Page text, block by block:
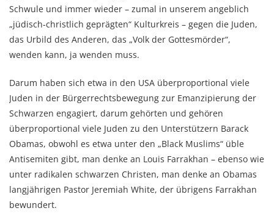
Schwule und immer wieder – zumal in unserem angeblich
„jüdisch-christlich geprägten“ Kulturkreis – gegen die Juden,
das Urbild des Anderen, das „Volk der Gottesmörder“,
wenden kann, ja wenden muss.
Darum haben sich etwa in den USA überproportional viele
Juden in der Bürgerrechtsbewegung zur Emanzipierung der
Schwarzen engagiert, darum gehörten und gehören
überproportional viele Juden zu den Unterstützern Barack
Obamas, obwohl es etwa unter den „Black Muslims“ üble
Antisemiten gibt, man denke an Louis Farrakhan – ebenso wie
unter radikalen schwarzen Christen, man denke an Obamas
langjährigen Pastor Jeremiah White, der übrigens Farrakhan
bewundert.